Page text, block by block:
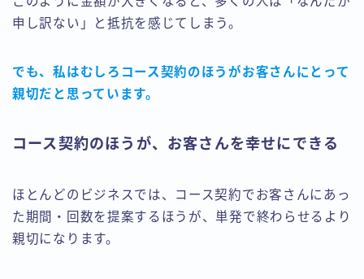
申し訳ない」と抵抗を感じてしまう。
でも、私はむしろコース契約のほうがお客さんにとって
親切だと思っています。
コース契約のほうが、お客さんを幸せにできる
ほとんどのビジネスでは、コース契約でお客さんにあっ
た期間・回数を提案するほうが、単発で終わらせるより
親切になります。